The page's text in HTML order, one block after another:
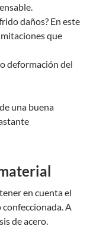
daños? En este
que
deformación del
una buena
en cuenta el
A
de acero.